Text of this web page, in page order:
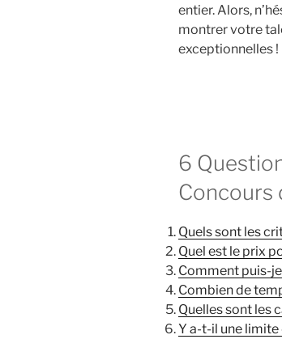
entier. Alors,
montrer votre
exceptionnelles !
6
Concours
Quels sont les
Quel est le prix
Comment puis-
Combien de
Quelles sont les
Y a-t-il une limite